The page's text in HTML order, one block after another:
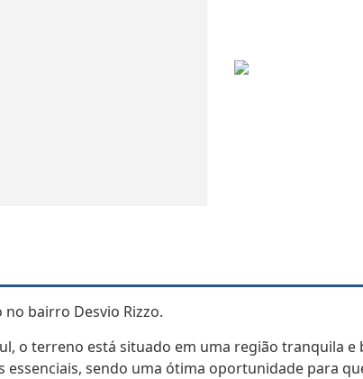
no bairro Desvio Rizzo.
o terreno está situado em uma região tranquila e
essenciais, sendo uma ótima oportunidade para